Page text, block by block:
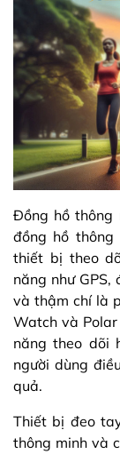
Đồng hồ thông
đồng hồ thông
thiết bị theo
năng như
và thậm chí là
Watch và
năng theo dõi
người dùng
quả.
Thiết bị đeo
thông minh và